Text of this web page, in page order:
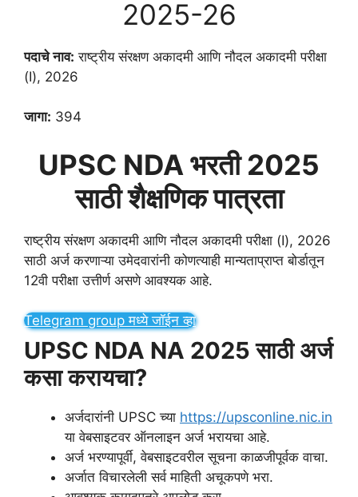
2025-26
पदाचे नाव: राष्ट्रीय संरक्षण अकादमी आणि नौदल अकादमी परीक्षा
(I), 2026
जागा: 394
UPSC NDA भरती 2025
साठी शैक्षणिक पात्रता
राष्ट्रीय संरक्षण अकादमी आणि नौदल अकादमी परीक्षा (I), 2026
साठी अर्ज करणाऱ्या उमेदवारांनी कोणत्याही मान्यताप्राप्त बोर्डातून
12वी परीक्षा उत्तीर्ण असणे आवश्यक आहे.
Telegram group मध्ये जॉईन व्हा
UPSC NDA NA 2025 साठी अर्ज
कसा करायचा?
अर्जदारांनी UPSC च्या https://upsconline.nic.in
या वेबसाइटवर ऑनलाइन अर्ज भरायचा आहे.
अर्ज भरण्यापूर्वी, वेबसाइटवरील सूचना काळजीपूर्वक वाचा.
अर्जात विचारलेली सर्व माहिती अचूकपणे भरा.